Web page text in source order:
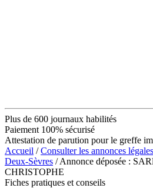
Plus de 600 journaux habilités
Paiement 100% sécurisé
Attestation de parution pour le greffe
Accueil /Consulter les annonces légales
Deux-Sèvres / Annonce déposée :
CHRISTOPHE
Fiches pratiques et conseils